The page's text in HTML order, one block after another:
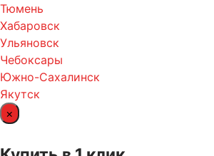
Тюмень
Хабаровск
Ульяновск
Чебоксары
Южно-Сахалинск
Якутск
×